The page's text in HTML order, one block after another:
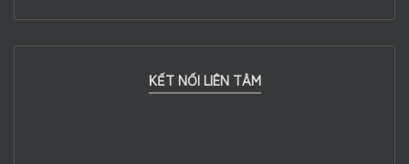
KẾT NỐI LIÊN TÂM